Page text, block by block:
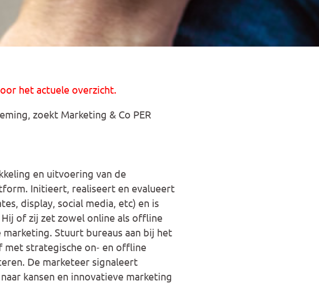
het actuele overzicht.
zoekt Marketing & Co PER
en uitvoering van de
Initieert, realiseert en evalueert
display, social media, etc) en is
of zij zet zowel online als offline
Stuurt bureaus aan bij het
met strategische on‐ en offline
De marketeer signaleert
kansen en innovatieve marketing